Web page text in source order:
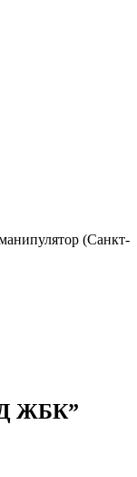
(Санкт-
ЖБК”